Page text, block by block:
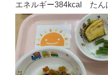
エネルギー384kcal た